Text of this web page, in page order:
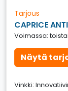
Tarjous
CAPRICE
Voimassa:
Näytä
Vinkki: